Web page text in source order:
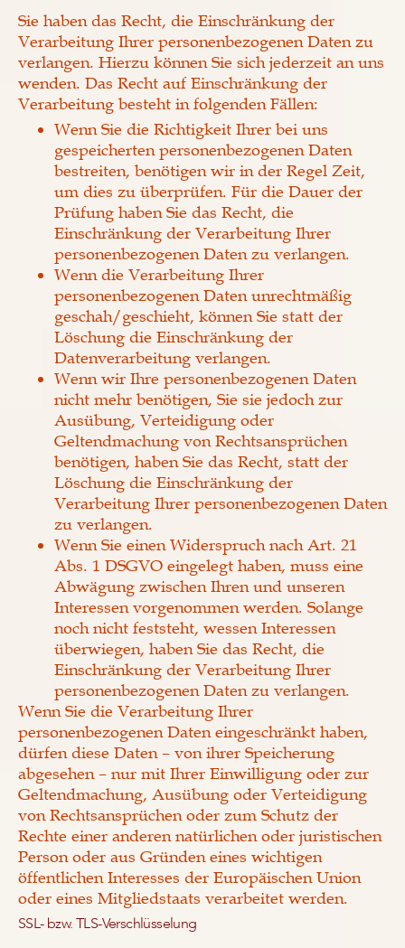
Sie haben das Recht, die Einschränkung der
Verarbeitung Ihrer personenbezogenen Daten zu
verlangen. Hierzu können Sie sich jederzeit an uns
wenden. Das Recht auf Einschränkung der
Verarbeitung besteht in folgenden Fällen:
Wenn Sie die Richtigkeit Ihrer bei uns
gespeicherten personenbezogenen Daten
bestreiten, benötigen wir in der Regel Zeit,
um dies zu überprüfen. Für die Dauer der
Prüfung haben Sie das Recht, die
Einschränkung der Verarbeitung Ihrer
personenbezogenen Daten zu verlangen.
Wenn die Verarbeitung Ihrer
personenbezogenen Daten unrechtmäßig
geschah/geschieht, können Sie statt der
Löschung die Einschränkung der
Datenverarbeitung verlangen.
Wenn wir Ihre personenbezogenen Daten
nicht mehr benötigen, Sie sie jedoch zur
Ausübung, Verteidigung oder
Geltendmachung von Rechtsansprüchen
benötigen, haben Sie das Recht, statt der
Löschung die Einschränkung der
Verarbeitung Ihrer personenbezogenen Daten
zu verlangen.
Wenn Sie einen Widerspruch nach Art. 21
Abs. 1 DSGVO eingelegt haben, muss eine
Abwägung zwischen Ihren und unseren
Interessen vorgenommen werden. Solange
noch nicht feststeht, wessen Interessen
überwiegen, haben Sie das Recht, die
Einschränkung der Verarbeitung Ihrer
personenbezogenen Daten zu verlangen.
Wenn Sie die Verarbeitung Ihrer
personenbezogenen Daten eingeschränkt haben,
dürfen diese Daten – von ihrer Speicherung
abgesehen – nur mit Ihrer Einwilligung oder zur
Geltendmachung, Ausübung oder Verteidigung
von Rechtsansprüchen oder zum Schutz der
Rechte einer anderen natürlichen oder juristischen
Person oder aus Gründen eines wichtigen
öffentlichen Interesses der Europäischen Union
oder eines Mitgliedstaats verarbeitet werden.
SSL- bzw. TLS-Verschlüsselung